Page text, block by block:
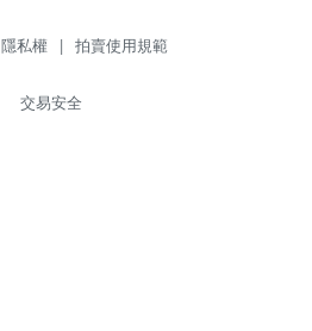
隱私權 | 拍賣使用規範
交易安全